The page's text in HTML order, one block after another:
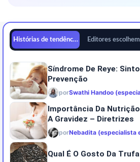
Histórias de tendências Editores escolhem
Síndrome De Reye:
Prevenção
porSwathi Handoo
Importância Da
A Gravidez – Diretrizes
porNebadita (especialista
Qual É O Gosto Da